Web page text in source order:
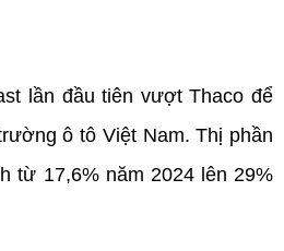
lần đầu tiên vượt Thaco để
ô tô Việt Nam. Thị phần
từ 17,6% năm 2024 lên 29%